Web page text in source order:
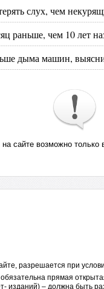
слух, чем
раньше, чем 10 лет
дыма машин,
сайте возможно только
разрешается при
прямая
изданий) – должна быть